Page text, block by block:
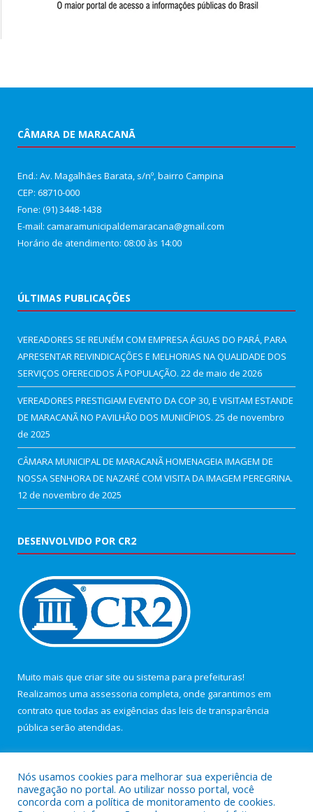
CÂMARA DE MARACANÃ
End.: Av. Magalhães Barata, s/nº, bairro Campina
CEP: 68710-000
Fone: (91) 3448-1438
E-mail: camaramunicipaldemaracana@gmail.com
Horário de atendimento: 08:00 às 14:00
ÚLTIMAS PUBLICAÇÕES
VEREADORES SE REUNÉM COM EMPRESA ÁGUAS DO PARÁ, PARA
APRESENTAR REIVINDICAÇÕES E MELHORIAS NA QUALIDADE DOS
SERVIÇOS OFERECIDOS Á POPULAÇÃO. 22 de maio de 2026
VEREADORES PRESTIGIAM EVENTO DA COP 30, E VISITAM ESTANDE
DE MARACANÃ NO PAVILHÃO DOS MUNICÍPIOS. 25 de novembro
de 2025
CÂMARA MUNICIPAL DE MARACANÃ HOMENAGEIA IMAGEM DE
NOSSA SENHORA DE NAZARÉ COM VISITA DA IMAGEM PEREGRINA.
12 de novembro de 2025
DESENVOLVIDO POR CR2
Muito mais que criar site ou sistema para prefeituras!
Realizamos uma assessoria completa, onde garantimos em
contrato que todas as exigências das leis de transparência
pública serão atendidas.
Nós usamos cookies para melhorar sua experiência de
navegação no portal. Ao utilizar nosso portal, você
concorda com a política de monitoramento de cookies.